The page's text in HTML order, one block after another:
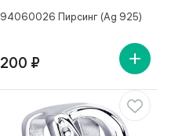
94060026 Пирсинг (Ag 925)
200 ₽